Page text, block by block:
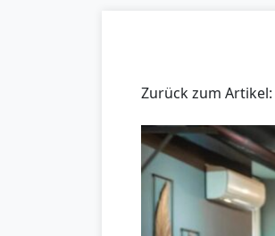
Zurück zum Artikel: